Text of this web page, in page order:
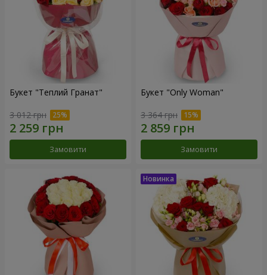
Букет "Теплий Гранат"
3 012 грн
Замовити
Букет "Only Woman"
3 364 грн
Замовити